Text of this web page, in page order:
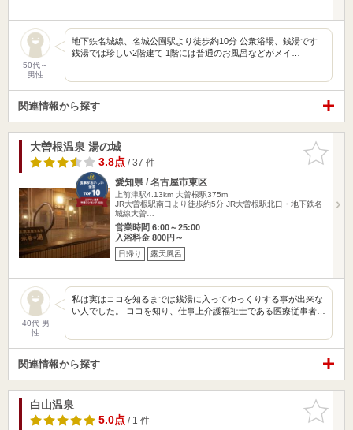
50代～
男性
地下鉄名城線、名城公園駅より徒歩約10分 公衆浴場、銭湯です
銭湯では珍しい2階建て 1階には普通のお風呂などがメイ…
関連情報から探す
お気に入
りに追加
大曽根温泉 湯の城
3.8点/ 37 件
愛知県 / 名古屋市東区
上前津駅4.13km 大曽根駅375m
JR大曽根駅南口より徒歩約5分 JR大曽根駅北口・地下鉄名
城線大曽…
営業時間 6:00～25:00
入浴料金 800円～
日帰り 露天風呂
40代 男
性
私は実はココを知るまでは銭湯に入ってゆっくりする事が出来な
い人でした。 ココを知り、仕事上介護福祉士である医療従事者…
関連情報から探す
お気に入
りに追加
白山温泉
5.0点/ 1 件